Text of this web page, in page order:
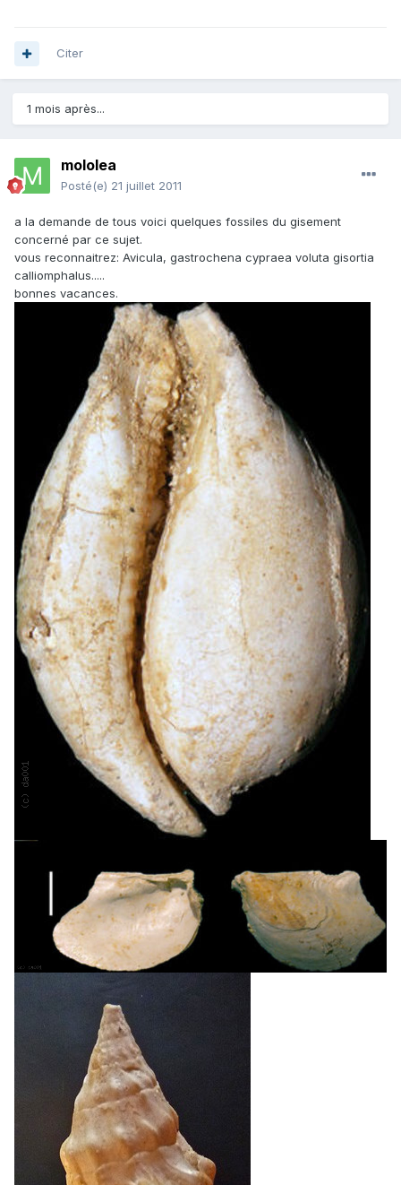
Citer
1 mois après...
mololea
Posté(e) 21 juillet 2011
a la demande de tous voici quelques fossiles du gisement
concerné par ce sujet.
vous reconnaitrez: Avicula, gastrochena cypraea voluta gisortia
calliomphalus.....
bonnes vacances.